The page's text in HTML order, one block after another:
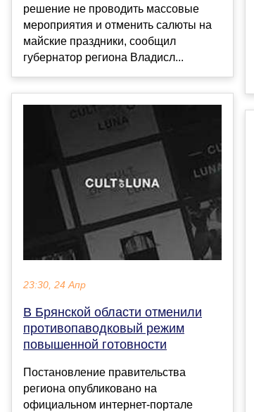
решение не проводить массовые
мероприятия и отменить салюты на
майские праздники, сообщил
губернатор региона Владисл...
23:30, 24 Апр
В Брянской области отменили
противопаводковый режим
повышенной готовности
Постановление правительства
региона опубликовано на
официальном интернет-портале